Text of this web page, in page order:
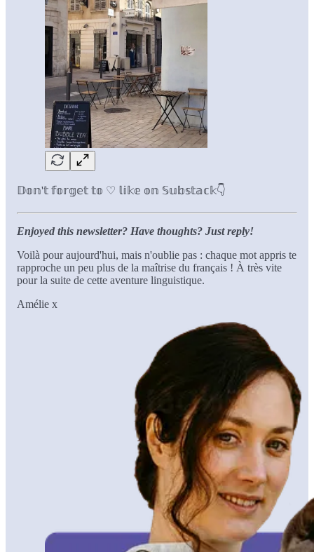
𝔻𝕠𝕟'𝕥 𝕗𝕠𝕣𝕘𝕖𝕥 𝕥𝕠 ♡ 𝕝𝕚𝕜𝕖 𝕠𝕟 𝕊𝕦𝕓𝕤𝕥𝕒𝕔𝕜👇
Enjoyed this newsletter? Have thoughts? Just reply!
Voilà pour aujourd'hui, mais n'oublie pas : chaque mot appris te
rapproche un peu plus de la maîtrise du français ! À très vite
pour la suite de cette aventure linguistique.
Amélie x